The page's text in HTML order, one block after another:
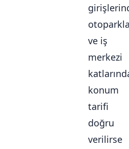
ve iş
merkezi
konum
tarifi
doğru
verilirse